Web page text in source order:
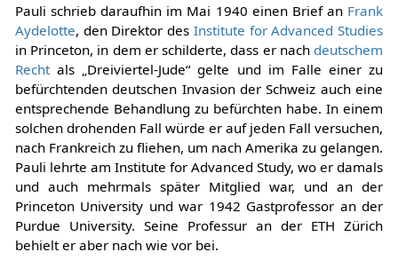
Pauli schrieb daraufhin im Mai 1940 einen Brief an Frank
Aydelotte, den Direktor des Institute for Advanced Studies
in Princeton, in dem er schilderte, dass er nach deutschem
Rechtals „Dreiviertel-Jude“ gelte und im Falle einer zu
befürchtenden deutschen Invasion der Schweiz auch eine
entsprechende Behandlung zu befürchten habe. In einem
solchen drohenden Fall würde er auf jeden Fall versuchen,
nach Frankreich zu fliehen, um nach Amerika zu gelangen.
Pauli lehrte am Institute for Advanced Study, wo er damals
und auch mehrmals später Mitglied war, und an der
Princeton University und war 1942 Gastprofessor an der
Purdue University. Seine Professur an der ETH Zürich
behielt er aber nach wie vor bei.